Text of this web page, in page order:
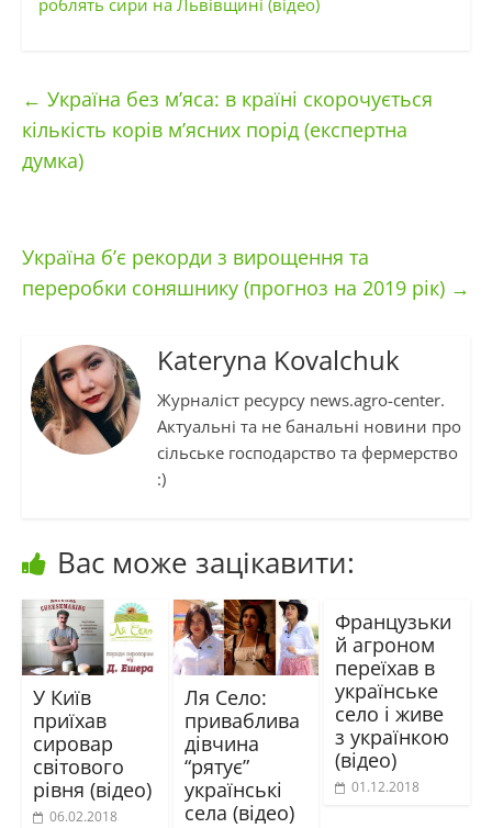
роблять сири на Львівщині (відео)
← Україна без м’яса: в країні скорочується
кількість корів м’ясних порід (експертна
думка)
Україна б’є рекорди з вирощення та
переробки соняшнику (прогноз на 2019 рік) →
Kateryna Kovalchuk
Журналіст ресурсу news.agro-center.
Актуальні та не банальні новини про
сільське господарство та фермерство
:)
Вас може зацікавити:
У Київ
приїхав
сировар
світового
рівня (відео)
06.02.2018
Ля Село:
приваблива
дівчина
“рятує”
українські
села (відео)
Французьки
й агроном
переїхав в
українське
село і живе
з українкою
(відео)
01.12.2018